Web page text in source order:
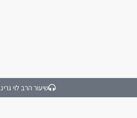
שיעור הרב לוי